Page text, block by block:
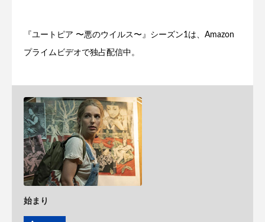
『ユートピア 〜悪のウイルス〜』シーズン1は、Amazon
プライムビデオで独占配信中。
始まり